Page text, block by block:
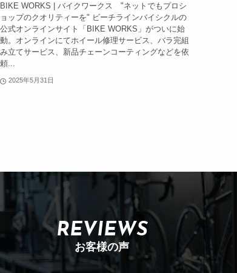
BIKE WORKS | バイクワークス "ネットでもプロシ
ョップのクオリティーを" ビーチラインバイシクルの
公式オンラインサイト「BIKE WORKS」がついに始
動。オンラインにてホイール修理サービス、バラ完組
み立てサービス、新品チェーンコーティングなどを依
頼...
2025年5月31日
REVIEWS
お客様の声